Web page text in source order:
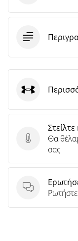
ΣτείλτεΘα
σας
Ερωτήσεις
Under